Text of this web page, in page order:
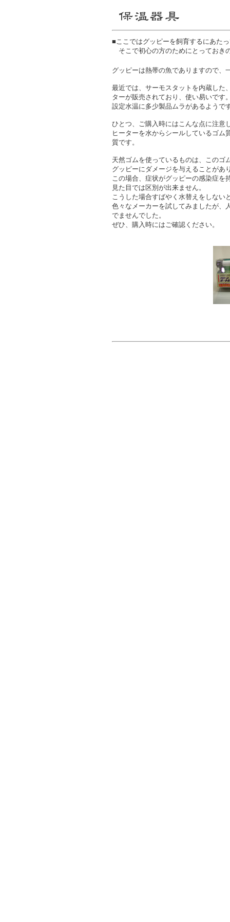
■ここではグッピーを飼育するにあた
そこで初心の方のためにとっておき
グッピーは熱帯の魚でありますので
最近では、サーモスタットを内蔵し
ターが販売されており、使い易いです
設定水温に多少製品ムラがあるようで
ひとつ、ご購入時にはこんな点に注意
ヒーターを水からシールしているゴム
質です。
天然ゴムを使っているものは、このゴ
グッピーにダメージを与えることがあ
この場合、症状がグッピーの感染症を
見た目では区別が出来ません。
こうした場合すばやく水替えをしない
色々なメーカーを試してみましたが、
でませんでした。
ぜひ、購入時にはご確認ください。